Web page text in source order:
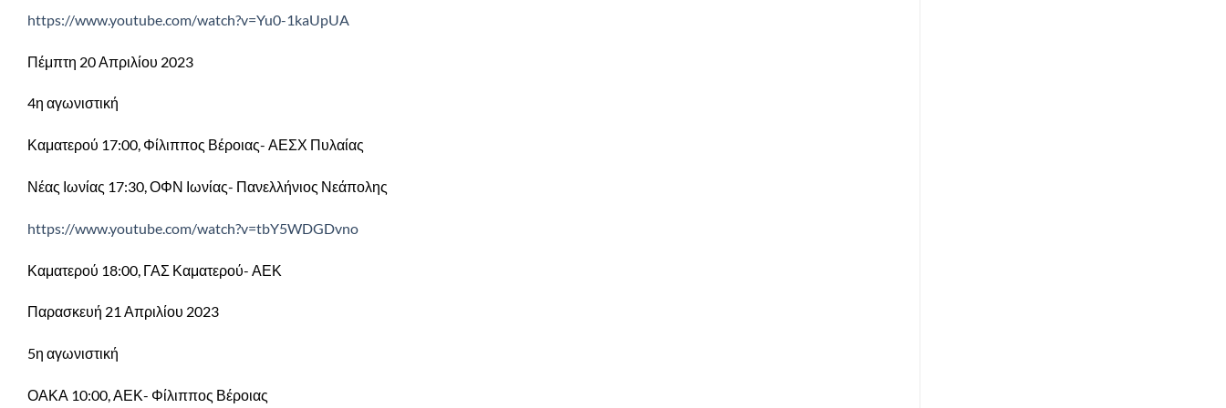
https://www.youtube.com/watch?v=Yu0-1kaUpUA
Πέμπτη 20 Απριλίου 2023
4η αγωνιστική
Καματερού 17:00, Φίλιππος Βέροιας- ΑΕΣΧ Πυλαίας
Νέας Ιωνίας 17:30, ΟΦΝ Ιωνίας- Πανελλήνιος Νεάπολης
https://www.youtube.com/watch?v=tbY5WDGDvno
Καματερού 18:00, ΓΑΣ Καματερού- ΑΕΚ
Παρασκευή 21 Απριλίου 2023
5η αγωνιστική
ΟΑΚΑ 10:00, ΑΕΚ- Φίλιππος Βέροιας